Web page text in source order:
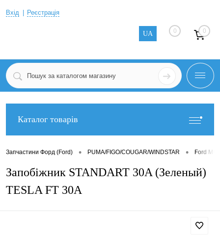
Вхід Реєстрація
UA 0 0
Каталог товарів
Запчастини Форд (Ford) • PUMA/FIGO/COUGAR/WINDSTAR • Ford
Запобіжник STANDART 30A (Зеленый)
TESLA FT 30A